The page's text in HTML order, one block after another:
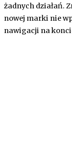
żadnych działań.
nowej marki nie
nawigacji na